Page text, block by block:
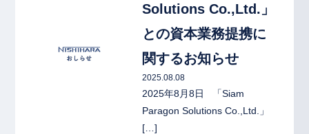
Solutions Co.,Ltd.」
との資本業務提携に
関するお知らせ
2025.08.08
2025年8月8日 「Siam
Paragon Solutions Co.,Ltd.」
[…]